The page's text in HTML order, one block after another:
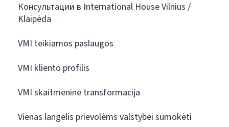
Консультации в International House Vilnius /
Klaipėda
VMI teikiamos paslaugos
VMI kliento profilis
VMI skaitmeninė transformacija
Vienas langelis prievolėms valstybei sumokėti